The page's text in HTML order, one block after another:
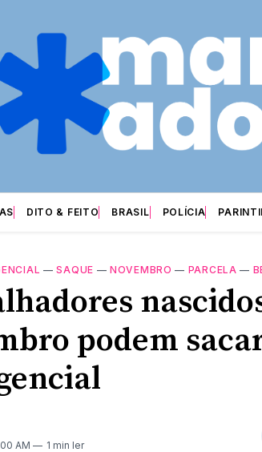
DITO & FEITO BRASIL POLÍCIA
—SAQUE —NOVEMBRO — PARCELA —
podem
AM 1 min ler